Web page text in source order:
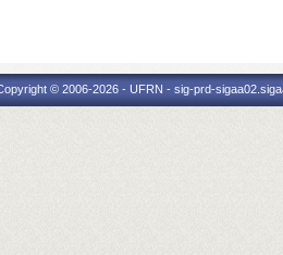
© 2006-2026 - UFRN - sig-prd-